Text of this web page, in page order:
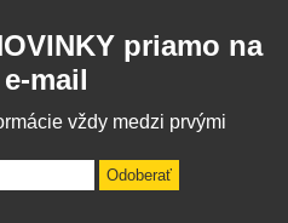
priamo na
mail
vždy medzi prvými
Odoberať